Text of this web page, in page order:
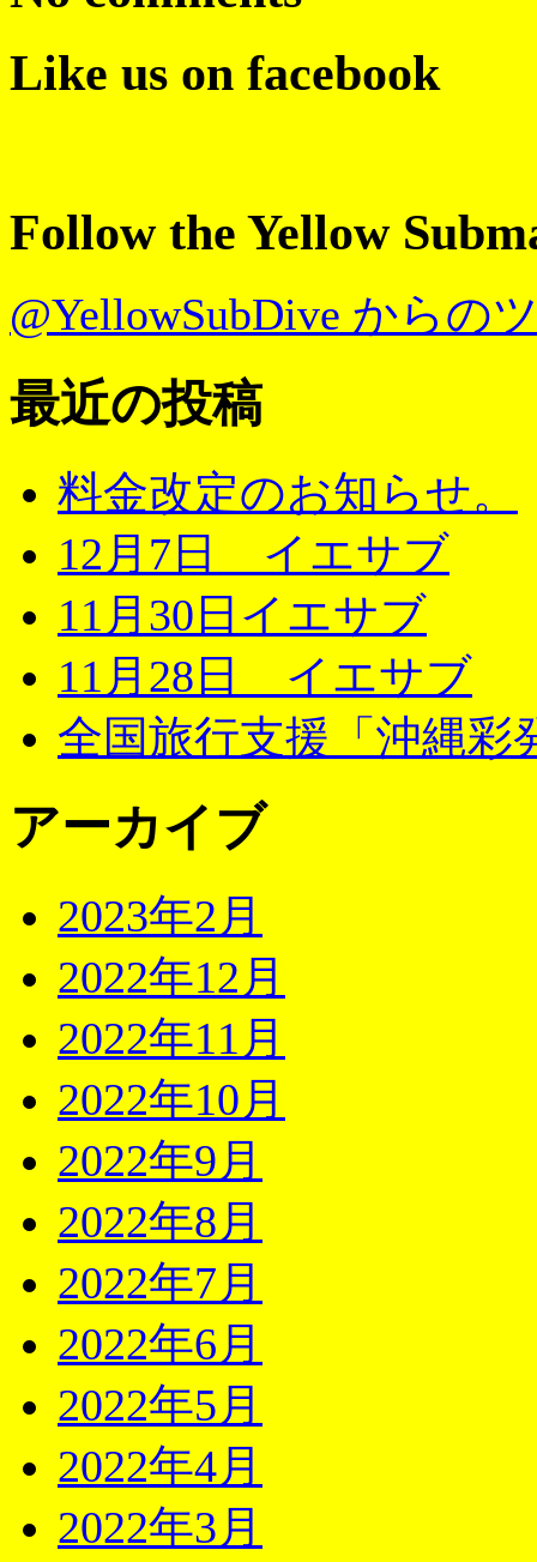
Like us on facebook
Follow the Yellow
@YellowSubDive からの
最近の投稿
料金改定のお知らせ。
12月7日 イエサブ
11月30日イエサブ
11月28日 イエサブ
全国旅行支援「沖縄彩
アーカイブ
2023年2月
2022年12月
2022年11月
2022年10月
2022年9月
2022年8月
2022年7月
2022年6月
2022年5月
2022年4月
2022年3月